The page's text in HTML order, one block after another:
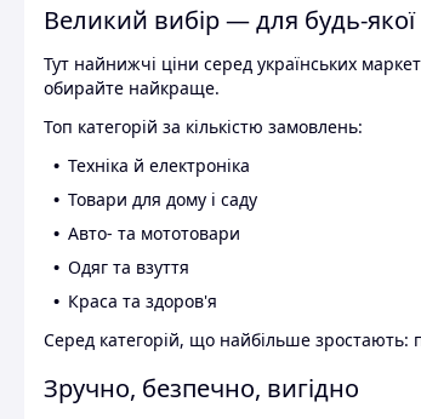
Великий вибір — для будь-
Тут найнижчі ціни серед українських
обирайте найкраще.
Топ категорій за кількістю замовлень:
Техніка й електроніка
Товари для дому і саду
Авто- та мототовари
Одяг та взуття
Краса та здоров'я
Серед категорій, що найбільше зростають:
Зручно, безпечно, вигідно